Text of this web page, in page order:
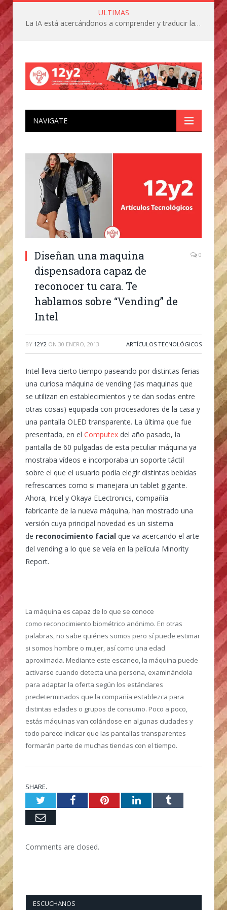
ULTIMAS
La IA está acercándonos a comprender y traducir las vocalizaciones y comportamientos de nuestras mascotas
NAVIGATE
Diseñan una maquina
dispensadora capaz de
reconocer tu cara. Te
hablamos sobre “Vending” de
Intel
0
BY 12Y2 ON 30 ENERO, 2013 ARTÍCULOS TECNOLÓGICOS
Intel lleva cierto tiempo paseando por distintas ferias
una curiosa máquina de vending (las maquinas que
se utilizan en establecimientos y te dan sodas entre
otras cosas) equipada con procesadores de la casa y
una pantalla OLED transparente. La última que fue
presentada, en el Computex del año pasado, la
pantalla de 60 pulgadas de esta peculiar máquina ya
mostraba vídeos e incorporaba un soporte táctil
sobre el que el usuario podía elegir distintas bebidas
refrescantes como si manejara un tablet gigante.
Ahora, Intel y Okaya ELectronics, compañía
fabricante de la nueva máquina, han mostrado una
versión cuya principal novedad es un sistema
de reconocimiento facial que va acercando el arte
del vending a lo que se veía en la película Minority
Report.
La máquina es capaz de lo que se conoce
como reconocimiento biométrico anónimo. En otras
palabras, no sabe quiénes somos pero sí puede estimar
si somos hombre o mujer, así como una edad
aproximada. Mediante este escaneo, la máquina puede
activarse cuando detecta una persona, examinándola
para adaptar la oferta según los estándares
predeterminados que la compañía establezca para
distintas edades o grupos de consumo. Poco a poco,
estás máquinas van colándose en algunas ciudades y
todo parece indicar que las pantallas transparentes
formarán parte de muchas tiendas con el tiempo.
SHARE.
TwitterFacebookPinterestLinkedInTumblr
Email
Comments are closed.
ESCUCHANOS